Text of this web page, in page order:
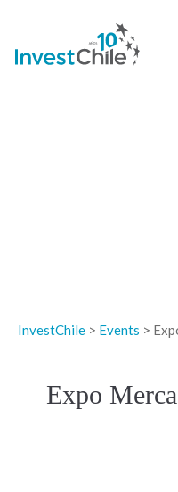
InvestChile > Events >
Expo